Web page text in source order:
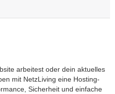
arbeitest oder dein aktuelles
mit NetzLiving eine Hosting-
Sicherheit und einfache